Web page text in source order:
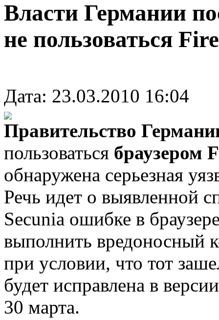
Власти Германии
не пользоваться
Дата: 23.03.2010 16:04
Правительство
пользоваться браузером
обнаружена серьезная
Речь идет о выявленной
Secunia ошибке в
выполнить вредоносный
при условии, что тот
будет исправлена в
30 марта.